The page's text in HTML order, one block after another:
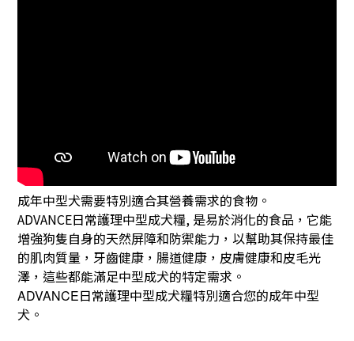
成年中型犬需要特別適合其營養需求的食物。
ADVANCE日常護理中型成犬糧, 是易於消化的食品，它能
增強狗隻自身的天然屏障和防禦能力，以幫助其保持最佳
的肌肉質量，牙齒健康，腸道健康，皮膚健康和皮毛光
澤，這些都能滿足中型成犬的特定需求。
ADVANCE日常護理中型成犬糧特別適合您的成年中型
犬。